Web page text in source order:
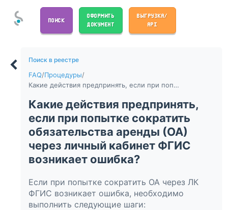
ПОИСК
ОФОРМИТЬ
ДОКУМЕНТ
ВЫГРУЗКА/
API
Поиск в реестре
FAQ/Процедуры/
Какие действия предпринять, если при попытке сократить обязательства аренды (ОА) через личный кабинет ФГИС возникает ошибка?
Какие действия предпринять,
если при попытке сократить
обязательства аренды (ОА)
через личный кабинет ФГИС
возникает ошибка?
Если при попытке сократить ОА через ЛК
ФГИС возникает ошибка, необходимо
выполнить следующие шаги: